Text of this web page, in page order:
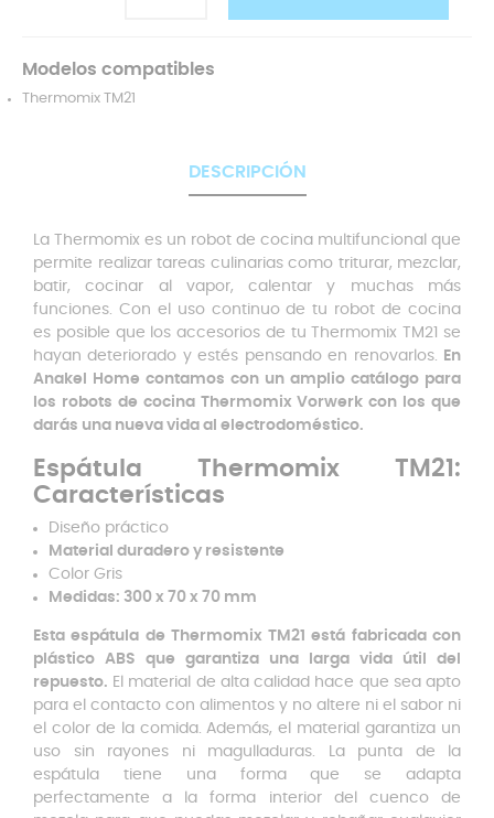
Modelos compatibles
Thermomix TM21
DESCRIPCIÓN
La Thermomix es un robot de cocina multifuncional que
permite realizar tareas culinarias como triturar, mezclar,
batir, cocinar al vapor, calentar y muchas más
funciones. Con el uso continuo de tu robot de cocina
es posible que los accesorios de tu Thermomix TM21 se
hayan deteriorado y estés pensando en renovarlos.
En
Anakel Home contamos con un amplio catálogo para
los robots de cocina Thermomix Vorwerk con los que
darás una nueva vida al electrodoméstico.
Espátula Thermomix TM21:
Características
Diseño práctico
Material duradero y resistente
Color Gris
Medidas: 300 x 70 x 70 mm
Esta espátula de Thermomix TM21 está fabricada con
plástico ABS que garantiza una larga vida útil del
repuesto. El material de alta calidad hace que sea apto
para el contacto con alimentos y no altere ni el sabor ni
el color de la comida. Además, el material garantiza un
uso sin rayones ni magulladuras. La punta de la
espátula tiene una forma que se adapta
perfectamente a la forma interior del cuenco de